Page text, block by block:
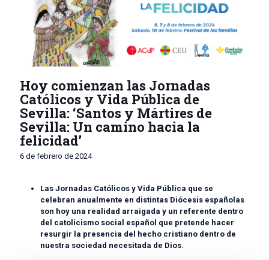
Hoy comienzan las Jornadas
Católicos y Vida Pública de
Sevilla: ‘Santos y Mártires de
Sevilla: Un camino hacia la
felicidad’
6 de febrero de 2024
Las Jornadas Católicos y Vida Pública que se
celebran anualmente en distintas Diócesis españolas
son hoy una realidad arraigada y un referente dentro
del catolicismo social español que pretende hacer
resurgir la presencia del hecho cristiano dentro de
nuestra sociedad necesitada de Dios.